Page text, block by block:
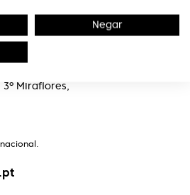
3º Miraflores,
Negar